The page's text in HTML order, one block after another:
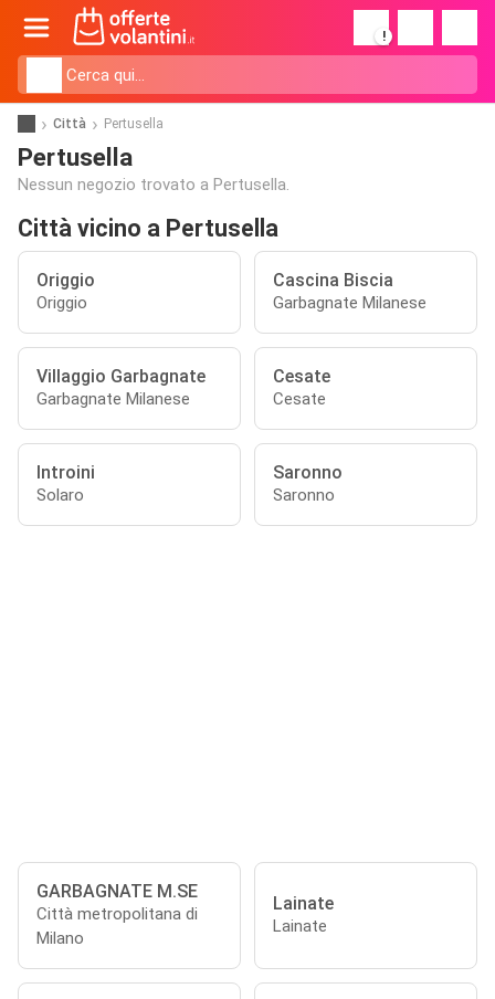
!
Città Pertusella
Pertusella
Nessun negozio trovato a Pertusella.
Città vicino a Pertusella
Origgio
Origgio
Cascina Biscia
Garbagnate Milanese
Villaggio Garbagnate
Garbagnate Milanese
Cesate
Cesate
Introini
Solaro
Saronno
Saronno
GARBAGNATE M.SE
Città metropolitana di
Milano
Lainate
Lainate